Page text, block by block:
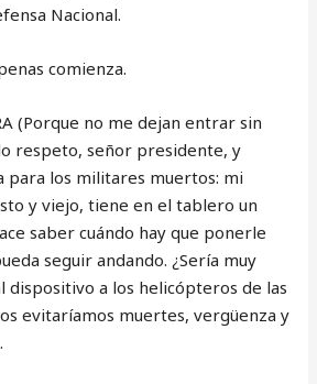
Nacional.
comienza.
(Porque no me dejan entrar sin
respeto, señor presidente, y
para los militares muertos: mi
y viejo, tiene en el tablero un
saber cuándo hay que ponerle
seguir andando. ¿Sería muy
a los helicópteros de las
evitaríamos muertes, vergüenza y